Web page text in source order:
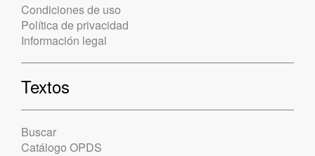
Condiciones de uso
Política de privacidad
Información legal
Textos
Buscar
Catálogo OPDS